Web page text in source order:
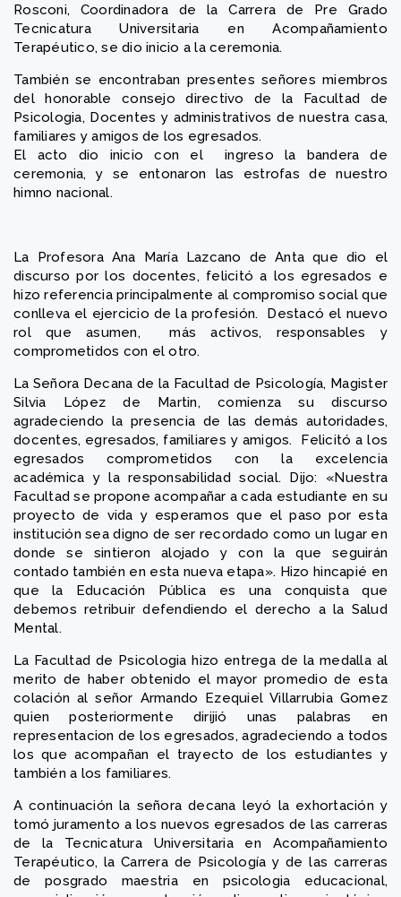
Rosconi, Coordinadora de la Carrera de Pre Grado
Tecnicatura Universitaria en Acompañamiento
Terapéutico, se dio inicio a la ceremonia.
También se encontraban presentes señores miembros
del honorable consejo directivo de la Facultad de
Psicologia, Docentes y administrativos de nuestra casa,
familiares y amigos de los egresados.
El acto dio inicio con el ingreso la bandera de
ceremonia, y se entonaron las estrofas de nuestro
himno nacional.
La Profesora Ana María Lazcano de Anta que dio el
discurso por los docentes, felicitó a los egresados e
hizo referencia principalmente al compromiso social que
conlleva el ejercicio de la profesión. Destacó el nuevo
rol que asumen, más activos, responsables y
comprometidos con el otro.
La Señora Decana de la Facultad de Psicología, Magister
Silvia López de Martin, comienza su discurso
agradeciendo la presencia de las demás autoridades,
docentes, egresados, familiares y amigos. Felicitó a los
egresados comprometidos con la excelencia
académica y la responsabilidad social. Dijo: «Nuestra
Facultad se propone acompañar a cada estudiante en su
proyecto de vida y esperamos que el paso por esta
institución sea digno de ser recordado como un lugar en
donde se sintieron alojado y con la que seguirán
contado también en esta nueva etapa». Hizo hincapié en
que la Educación Pública es una conquista que
debemos retribuir defendiendo el derecho a la Salud
Mental.
La Facultad de Psicologia hizo entrega de la medalla al
merito de haber obtenido el mayor promedio de esta
colación al señor Armando Ezequiel Villarrubia Gomez
quien posteriormente dirijió unas palabras en
representacion de los egresados, agradeciendo a todos
los que acompañan el trayecto de los estudiantes y
también a los familiares.
A continuación la señora decana leyó la exhortación y
tomó juramento a los nuevos egresados de las carreras
de la Tecnicatura Universitaria en Acompañamiento
Terapéutico, la Carrera de Psicología y de las carreras
de posgrado maestria en psicologia educacional,